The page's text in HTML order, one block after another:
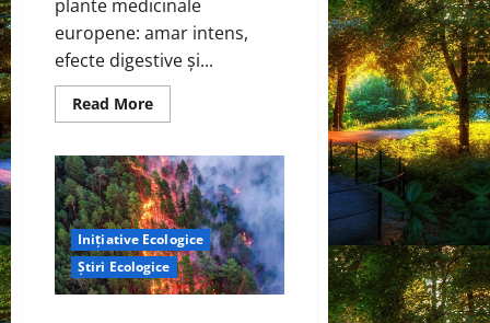
plante medicinale
europene: amar intens,
efecte digestive și...
Read MoreRead
more
–
Cum
să-
l
cultivi
acasă
și
utilizările
lui
terapeutice
Inițiative Ecologice
Știri Ecologice